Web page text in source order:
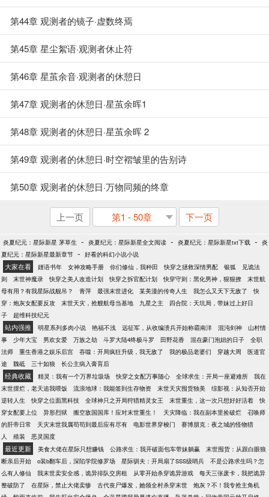
第44章 观测者的镜子·虚数终焉
第45章 星尘絮语·观测者休止符
第46章 星茧余音·观测者的休憩日
第47章 观测者的休憩日·星茧余晖1
第48章 观测者的休憩日·星茧余晖 2
第49章 观测者的休憩日·时空褶皱里的告别诗
第50章 观测者的休憩日·万物同频的终章
上一页 第1 - 50章 下一页
炎夏纪元：星际新星 茅草生 - 炎夏纪元：星际新星全文阅读 - 炎夏纪元：星际新星txt下载 - 炎
夏纪元：星际新星最新章节 - 好看的科幻小说小说
大家在看 嫤语书年 女神攻略手册 你们修仙，我种田 快穿之拯救深情男配 银狐
见诡法
则
末世神魔录 快穿之美人改造计划 快穿之拆官配计划 快穿守则：黑化男神，狠狠撩
末世航
母有用？有我星际战舰吊？
青萍 最强末世进化 某美漫的传奇人生 我怎么又天下无敌了
快
穿：炮灰女配要反攻
末世天灾，抢艘航母当基地 九星之主
四合院：天坑局，带妹过上好日
子
超维科技纪元
站内强推 明星系列多肉小说 艳福不浅 远征军，从收编溃兵开始称霸南洋 混沌剑神
山村情
事
少年大宝 男欢女爱 万族之劫 斗罗大陆4终极斗罗 田野花香 混在豪门泡妞的日子
全职
法师
重生香港之娱乐后宫 吞噬：开局疯狂升级，我无敌了 我的极品老婆们 穿越大周
医道官
途
魏砥 三十如狼 长公主病入膏肓后
经典收藏 精灵：我有一个万界垃圾场 快穿之女配万事随心 全球求生：开局一座避难所
我在
末世摆烂，老天追我喂饭
流浪地球：我能签到生存物资 末世天灾囤货独美
综影视：从知否开始
逆转人生
快穿之位面黑科技 全球神只之开局狩猎精灵女王 末世重生，这一次只想好好活着
快
穿女配要上位
异形烈狱 搬空敌国国库！应对末世重生！ 天灾降临：我在副本里捡破烂
召唤师
的肝帝日常
天灾末世我属苟苟到最后应有尽有 电影世界穿梭门
赛博朋克：夜之城的怪物猎
人
殖装 恶灵国度
最近更新 美食大佬在星际只想赚钱 公路求生：我开破面包车带妹躺赢
末世囤货：从跟白眼狼
断亲后开始
o装b翻车后，深陷学院修罗场 星际驯夫：开局扇了SSS级哨兵
不是公路求生吗？怎
么有人修仙
我末世卖安全感，诡异排队交房租 从零开始杀穿诡异游戏
每天三张废卡，我把诡异
整破防了
在星际，禁止大佬卖惨 古代丧尸爆发，她领全村杀穿末世
炮灰？不！我专抢主角机